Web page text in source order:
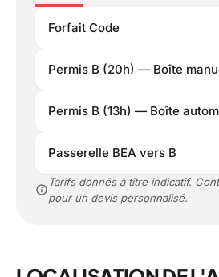
Forfait Code
Permis B (20h) — Boîte
Permis B (13h) — Boîte
Passerelle BEA vers B
info Tarifs donnés à titre indicatif.
pour un devis personnalisé.